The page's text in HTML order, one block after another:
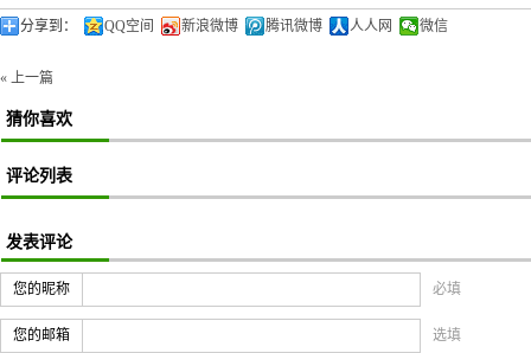
分享到： QQ空间 新浪微博 腾讯微博 人人网 微信
« 上一篇
猜你喜欢
评论列表
发表评论
您的昵称 必填
您的邮箱 选填